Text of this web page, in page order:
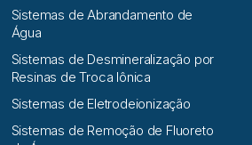
Sistemas de Abrandamento de
Água
Sistemas de Desmineralização por
Resinas de Troca Iônica
Sistemas de Eletrodeionização
Sistemas de Remoção de Fluoreto